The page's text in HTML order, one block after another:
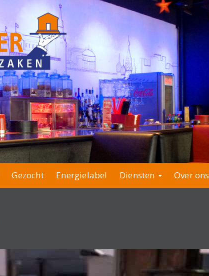
Gezocht Energielabel Diensten Over ons